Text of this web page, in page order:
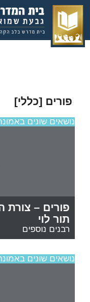
פורים [כללי]
נושאים שונים
פורים – צורת
תור לוי
רבנים נוספים
נושאים שונים